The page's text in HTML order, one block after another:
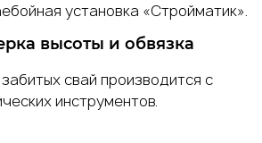
установка «Стройматик».
высоты и обвязка
свай производится с
инструментов.